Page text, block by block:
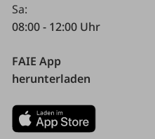
Sa:
08:00 - 12:00 Uhr
FAIE App
herunterladen